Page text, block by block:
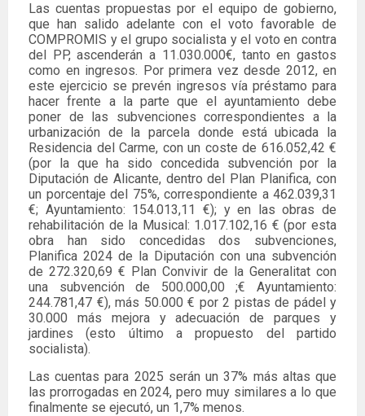
Las cuentas propuestas por el equipo de gobierno,
que han salido adelante con el voto favorable de
COMPROMIS y el grupo socialista y el voto en contra
del PP, ascenderán a 11.030.000€, tanto en gastos
como en ingresos. Por primera vez desde 2012, en
este ejercicio se prevén ingresos vía préstamo para
hacer frente a la parte que el ayuntamiento debe
poner de las subvenciones correspondientes a la
urbanización de la parcela donde está ubicada la
Residencia del Carme, con un coste de 616.052,42 €
(por la que ha sido concedida subvención por la
Diputación de Alicante, dentro del Plan Planifica, con
un porcentaje del 75%, correspondiente a 462.039,31
€; Ayuntamiento: 154.013,11 €); y en las obras de
rehabilitación de la Musical: 1.017.102,16 € (por esta
obra han sido concedidas dos subvenciones,
Planifica 2024 de la Diputación con una subvención
de 272.320,69 € Plan Convivir de la Generalitat con
una subvención de 500.000,00 ;€ Ayuntamiento:
244.781,47 €), más 50.000 € por 2 pistas de pádel y
30.000 más mejora y adecuación de parques y
jardines (esto último a propuesto del partido
socialista).
Las cuentas para 2025 serán un 37% más altas que
las prorrogadas en 2024, pero muy similares a lo que
finalmente se ejecutó, un 1,7% menos.